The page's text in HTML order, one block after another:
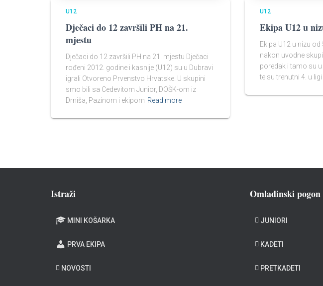
U12
Dječaci do 12 završili PH na 21.
mjestu​
Dječaci do 12 završili PH na 21. mjestu Dječaci
rođeni 2012. godine i kasnije (U12) su u Dubravi
igrali Otvoreno Prvenstvo Hrvatske. U skupini
smo bili sa Cedevitom Junior, DOŠK-om iz
Drniša, Pazinom i ekipom Read more
U12
Ekipa U12 u
Ekipa U12 u nizu
nakon uvodne
poredak i tamo su
te su trenutni 4. u ligi
Istraži
MINI KOŠARKA
PRVA EKIPA
NOVOSTI
Omladinski pogon
JUNIORI
KADETI
PRETKADETI